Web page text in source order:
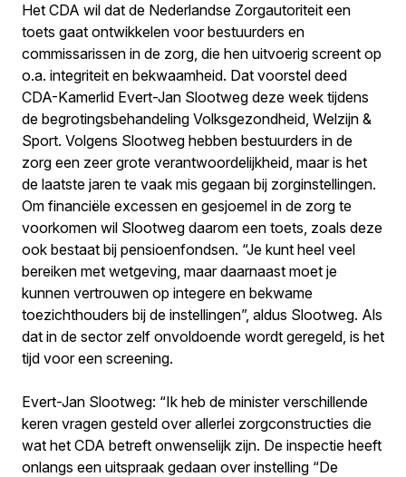
Het CDA wil dat de Nederlandse Zorgautoriteit een
toets gaat ontwikkelen voor bestuurders en
commissarissen in de zorg, die hen uitvoerig screent op
o.a. integriteit en bekwaamheid. Dat voorstel deed
CDA-Kamerlid Evert-Jan Slootweg deze week tijdens
de begrotingsbehandeling Volksgezondheid, Welzijn &
Sport. Volgens Slootweg hebben bestuurders in de
zorg een zeer grote verantwoordelijkheid, maar is het
de laatste jaren te vaak mis gegaan bij zorginstellingen.
Om financiële excessen en gesjoemel in de zorg te
voorkomen wil Slootweg daarom een toets, zoals deze
ook bestaat bij pensioenfondsen. “Je kunt heel veel
bereiken met wetgeving, maar daarnaast moet je
kunnen vertrouwen op integere en bekwame
toezichthouders bij de instellingen”, aldus Slootweg. Als
dat in de sector zelf onvoldoende wordt geregeld, is het
tijd voor een screening.
Evert-Jan Slootweg: “Ik heb de minister verschillende
keren vragen gesteld over allerlei zorgconstructies die
wat het CDA betreft onwenselijk zijn. De inspectie heeft
onlangs een uitspraak gedaan over instelling “De